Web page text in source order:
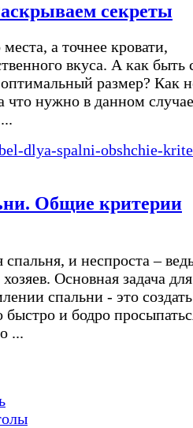
секреты
а точнее кровати,
вкуса. А как быть
размер? Как
что нужно в данном случае
Общие критерии
и неспроста –
Основная задача для
спальни - это создать
и бодро
...